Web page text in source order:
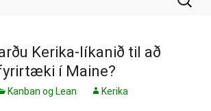
að:
Kerika-líkanið til að
í Maine?
Kanban og Lean Kerika